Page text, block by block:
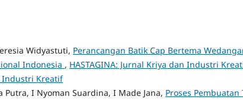
Widyastuti, Perancangan Batik Cap Bertema
Indonesia , HASTAGINA: Jurnal Kriya dan Industri
Industri Kreatif
Putra, I Nyoman Suardina, I Made Jana, Proses